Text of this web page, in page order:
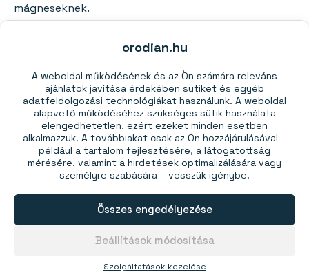
orodian.hu
A weboldal működésének és az Ön számára releváns
ajánlatok javítása érdekében sütiket és egyéb
adatfeldolgozási technológiákat használunk. A weboldal
alapvető működéséhez szükséges sütik használata
elengedhetetlen, ezért ezeket minden esetben
alkalmazzuk. A továbbiakat csak az Ön hozzájárulásával –
például a tartalom fejlesztésére, a látogatottság
mérésére, valamint a hirdetések optimalizálására vagy
személyre szabására – vesszük igénybe.
Szolgáltatások kezelése
Összes engedélyezése
Beállítások módosítása
mágneseknek.
Bővebb információ
Bővebb információt a Gyakran Intézett Kérdések
menüpontban és ablogunkontalálhat. A szakítóerő
és a mágneses mező bármelyikneodímium
mágneshezkiszámolható aMágneses
számológépünkhasználatával.
Tanácsra van szüksége?
Mágnesszakértőink minden munkanapon az Ön
rendelkezésére állnak. Ha tanácsra van szüksége a
választással kapcsolatban, forduljon hozzánk
bizalommal emailben abolt@orodian.hu
a +36-1-901-0030–as telefonszámon.